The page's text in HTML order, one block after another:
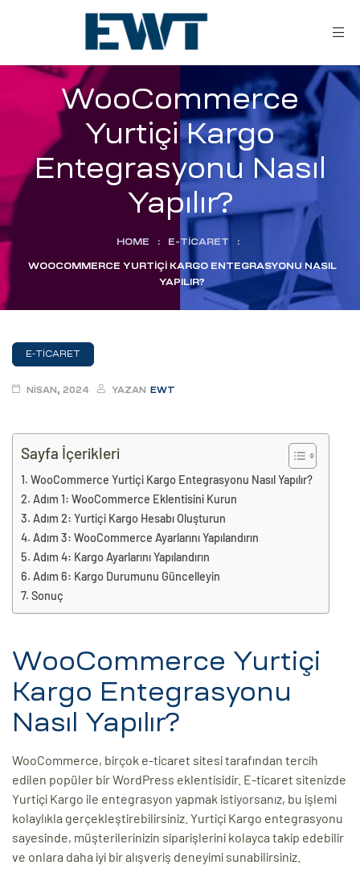
Aday
WooCommerce
Yurtiçi Kargo
Entegrasyonu Nasıl
Yapılır?
HOME : E-TICARET :
WOOCOMMERCE YURTIÇI KARGO ENTEGRASYONU NASIL
YAPILIR?
E-TICARET
NISAN, 2024 YAZAN EWT
Sayfa İçerikleri
WooCommerce Yurtiçi Kargo Entegrasyonu Nasıl Yapılır?
Adım 1: WooCommerce Eklentisini Kurun
Adım 2: Yurtiçi Kargo Hesabı Oluşturun
Adım 3: WooCommerce Ayarlarını Yapılandırın
Adım 4: Kargo Ayarlarını Yapılandırın
Adım 6: Kargo Durumunu Güncelleyin
Sonuç
WooCommerce Yurtiçi
Kargo Entegrasyonu
Nasıl Yapılır?
WooCommerce, birçok e-ticaret sitesi tarafından tercih
edilen popüler bir WordPress eklentisidir. E-ticaret sitenizde
Yurtiçi Kargo ile entegrasyon yapmak istiyorsanız, bu işlemi
kolaylıkla gerçekleştirebilirsiniz. Yurtiçi Kargo entegrasyonu
sayesinde, müşterilerinizin siparişlerini kolayca takip edebilir
ve onlara daha iyi bir alışveriş deneyimi sunabilirsiniz.